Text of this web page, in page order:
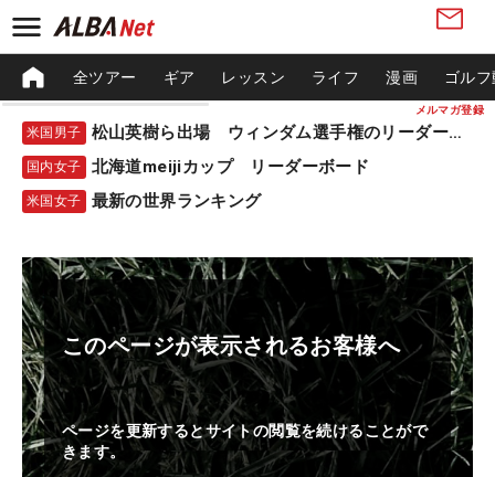
メルマガ登録
全ツアー ギア レッスン ライフ 漫画 ゴル
米国男子 松山英樹ら出場 ウィンダム選手権のリーダーボード
国内女子 北海道meijiカップ リーダーボード
米国女子 最新の世界ランキング
このページが表示されるお客様へ
ページを更新するとサイトの閲覧を続けることがで
きます。